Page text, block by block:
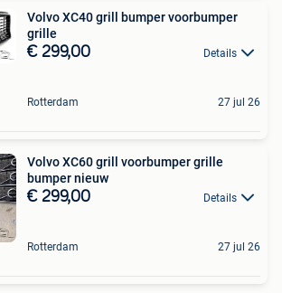
Volvo XC40 grill bumper voorbumper
grille
€ 299,00 Details
Rotterdam 27 jul 26
Volvo XC60 grill voorbumper grille
bumper nieuw
€ 299,00 Details
Rotterdam 27 jul 26